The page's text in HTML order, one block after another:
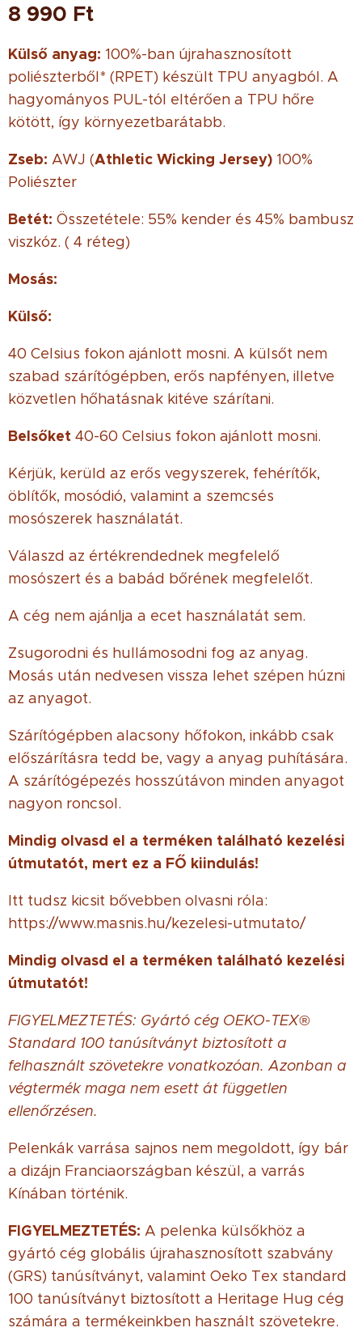
8 990 Ft
Külső anyag: 100%-ban újrahasznosított
poliészterből* (RPET) készült TPU anyagból. A
hagyományos PUL-tól eltérően a TPU hőre
kötött, így környezetbarátabb.
Zseb: AWJ (Athletic Wicking Jersey) 100%
Poliészter
Betét: Összetétele: 55% kender és 45% bambusz
viszkóz. ( 4 réteg)
Mosás:
Külső:
40 Celsius fokon ajánlott mosni. A külsőt nem
szabad szárítógépben, erős napfényen, illetve
közvetlen hőhatásnak kitéve szárítani.
Belsőket 40-60 Celsius fokon ajánlott mosni.
Kérjük, kerüld az erős vegyszerek, fehérítők,
öblítők, mosódió, valamint a szemcsés
mosószerek használatát.
Válaszd az értékrendednek megfelelő
mosószert és a babád bőrének megfelelőt.
A cég nem ajánlja a ecet használatát sem.
Zsugorodni és hullámosodni fog az anyag.
Mosás után nedvesen vissza lehet szépen húzni
az anyagot.
Szárítógépben alacsony hőfokon, inkább csak
előszárításra tedd be, vagy a anyag puhítására.
A szárítógépezés hosszútávon minden anyagot
nagyon roncsol.
Mindig olvasd el a terméken található kezelési
útmutatót, mert ez a FŐ kiindulás!
Itt tudsz kicsit bővebben olvasni róla:
https://www.masnis.hu/kezelesi-utmutato/
Mindig olvasd el a terméken található kezelési
útmutatót!
FIGYELMEZTETÉS: Gyártó cég OEKO-TEX®
Standard 100 tanúsítványt biztosított a
felhasznált szövetekre vonatkozóan. Azonban a
végtermék maga nem esett át független
ellenőrzésen.
Pelenkák varrása sajnos nem megoldott, így bár
a dizájn Franciaországban készül, a varrás
Kínában történik.
FIGYELMEZTETÉS: A pelenka külsőkhöz a
gyártó cég globális újrahasznosított szabvány
(GRS) tanúsítványt, valamint Oeko Tex standard
100 tanúsítványt biztosított a Heritage Hug cég
számára a termékeinkben használt szövetekre.